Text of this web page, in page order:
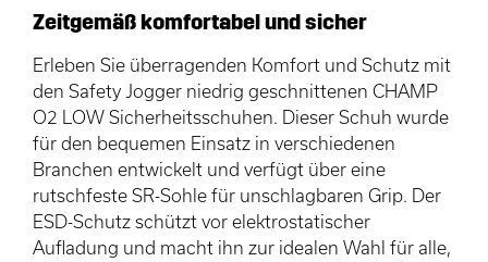
Zeitgemäß komfortabel und sicher
Erleben Sie überragenden Komfort und Schutz mit
den Safety Jogger niedrig geschnittenen CHAMP
O2 LOW Sicherheitsschuhen. Dieser Schuh wurde
für den bequemen Einsatz in verschiedenen
Branchen entwickelt und verfügt über eine
rutschfeste SR-Sohle für unschlagbaren Grip. Der
ESD-Schutz schützt vor elektrostatischer
Aufladung und macht ihn zur idealen Wahl für alle,